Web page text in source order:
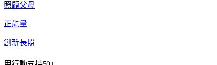
照顧父母
正能量
創新長照